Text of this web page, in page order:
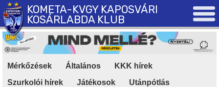
KOMETA-KVGY KAPOSVÁRI
KOSÁRLABDA KLUB
Mérkőzések Általános KKK hírek
Szurkolói hírek
Játékosok Utánpótlás